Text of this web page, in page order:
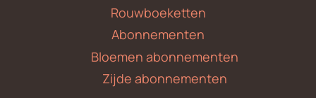
Rouwboeketten
Abonnementen
Bloemen abonnementen
Zijde abonnementen